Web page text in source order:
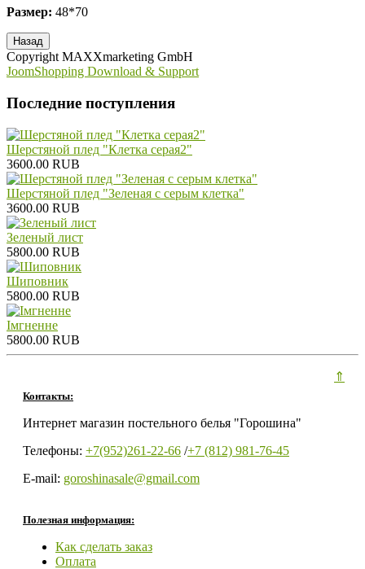
Размер: 48*70
Copyright MAXXmarketing GmbH
JoomShopping Download & Support
Последние поступления
Шерстяной плед "Клетка серая2"
3600.00 RUB
Шерстяной плед "Зеленая с серым клетка"
3600.00 RUB
Зеленый лист
5800.00 RUB
Шиповник
5800.00 RUB
Iмгненне
5800.00 RUB
Контакты:
Интернет магазин постельного белья "Горошина"
Телефоны: +7(952)261-22-66 /+7 (812) 981-76-45
E-mail: goroshinasale@gmail.com
Полезная информация:
Как сделать заказ
Оплата
⇑